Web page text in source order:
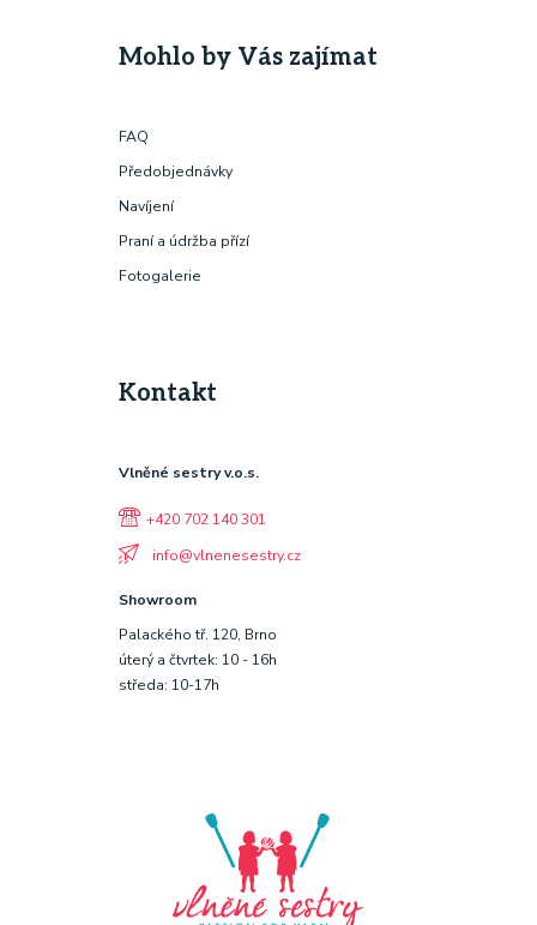
Mohlo by Vás zajímat
FAQ
Předobjednávky
Navíjení
Praní a údržba přízí
Fotogalerie
Kontakt
Vlněné sestry v.o.s.
+420 702 140 301
info@vlnenesestry.cz
Showroom
Palackého tř. 120, Brno
úterý a čtvrtek: 10 - 16h
středa: 10-17h